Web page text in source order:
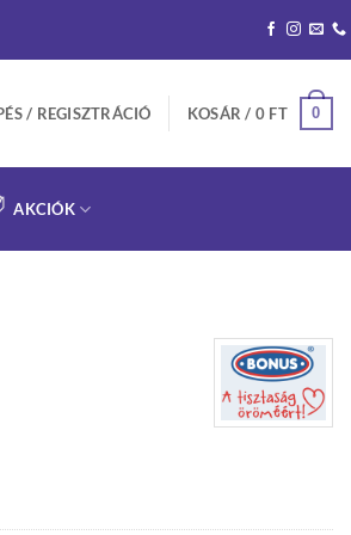
/ REGISZTRÁCIÓ KOSÁR / 0 FT 0
AKCIÓK